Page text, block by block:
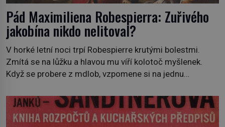
Pád Maximiliena Robespierra: Zuřivého
jakobína nikdo nelitoval?
V horké letní noci trpí Robespierre krutými bolestmi.
Zmítá se na lůžku a hlavou mu víří kolotoč myšlenek.
Když se probere z mdlob, vzpomene si na jednu
Prorokovala mu tragický osud. Tehdy se jí vysmál.
„Robespierre to dotáhne hodně daleko,“ prohlásil o něm
jiný významný francouzský revolucionář, Honoré de